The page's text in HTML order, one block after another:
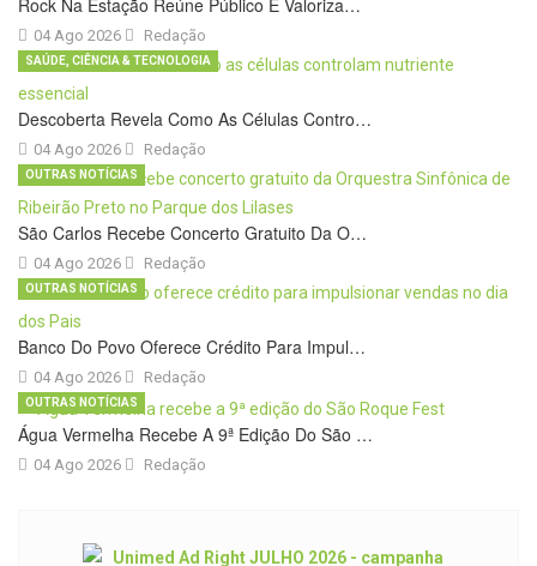
Rock Na Estação Reúne Público E Valoriza…
04 Ago 2026 Redação
Descoberta Revela Como As Células Contro…
04 Ago 2026
SAÚDE, CIÊNCIA & TECNOLOGIA
Redação
São Carlos Recebe Concerto Gratuito Da O…
04 Ago 2026
OUTRAS NOTÍCIAS
Redação
Banco Do Povo Oferece Crédito Para Impul…
04 Ago 2026
OUTRAS NOTÍCIAS
Redação
Água Vermelha Recebe A 9ª Edição Do São …
04 Ago 2026
OUTRAS NOTÍCIAS
Redação